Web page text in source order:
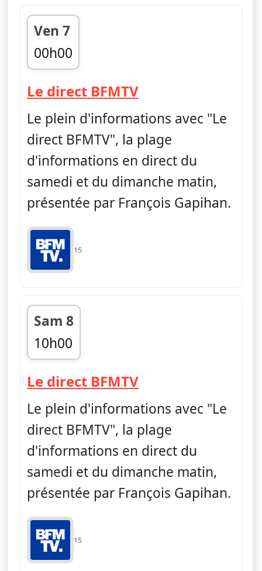
Ven 7
00h00
fin 06h00
Le direct BFMTV— Le direct
Le plein d'informations avec "Le
direct BFMTV", la plage
d'informations en direct du
samedi et du dimanche matin,
présentée par François Gapihan.
15
Sam 8
10h00
fin 13h00
Le direct BFMTV— Le direct
Le plein d'informations avec "Le
direct BFMTV", la plage
d'informations en direct du
samedi et du dimanche matin,
présentée par François Gapihan.
15